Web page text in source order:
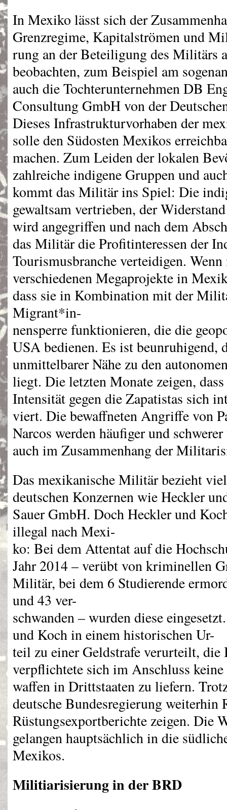
In Mexiko lässt sich der
Grenzregime, Kapitalströmen und
rung an der Beteiligung des Militärs
beobachten, zum Beispiel am
auch die Tochterunternehmen DB
Consultung GmbH von der
Dieses Infrastrukturvorhaben der
solle den Südosten Mexikos
machen. Zum Leiden der lokalen
zahlreiche indigene Gruppen und
kommt das Militär ins Spiel: Die
gewaltsam vertrieben, der
wird angegriffen und nach dem
das Militär die Profitinteressen der
Tourismusbranche verteidigen.
verschiedenen Megaprojekte in
dass sie in Kombination mit der
Migrant*in-
nensperre funktionieren, die die
USAbedienen. Es ist beunruhigend,
unmittelbarer Nähe zu den
liegt. Die letzten Monate zeigen,
Intensität gegen die Zapatistas sich
viert. Die bewaffneten Angriffe von
Narcos werden häufiger und
auch im Zusammenhang der
Das mexikanische Militär bezieht
deutschen Konzernen wie Heckler
Sauer GmbH. Doch Heckler und
illegal nach Mexi-
ko: Bei dem Attentat auf die
Jahr 2014 – verübt von kriminellen
Militär, bei dem 6 Studierende
und 43 ver-
schwanden – wurden diese
und Koch in einem historischen Ur-
teil zu einer Geldstrafe verurteilt, die
verpflichtete sich im Anschluss
waffen in Drittstaaten zu liefern.
deutsche Bundesregierung weiterhin
Rüstungsexportberichte zeigen. Die
gelangen hauptsächlich in die
Mexikos.
Militiarisierung in derBRD